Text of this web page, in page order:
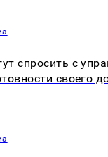
спросить с
своего